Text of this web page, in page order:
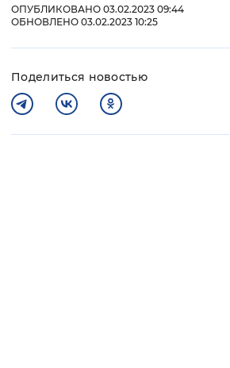
ОПУБЛИКОВАНО 03.02.2023 09:44
ОБНОВЛЕНО 03.02.2023 10:25
Поделиться новостью